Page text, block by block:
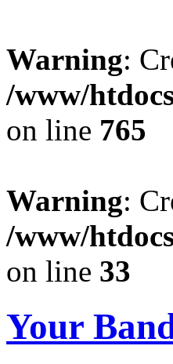
Warning:
/www/
on line 765
Warning:
/www/
on line 33
Your